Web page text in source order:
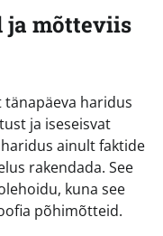
ja mõtteviis
haridus
ja iseseisvat
ainult faktide
rakendada. See
kuna see
põhimõtteid.